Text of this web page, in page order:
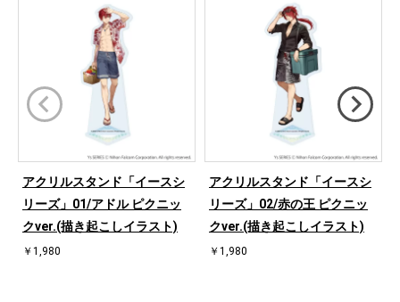
アクリルスタンド「イースシ
リーズ」01/アドル ピクニッ
クver.(描き起こしイラスト)
￥1,980
アクリルスタンド「イースシ
リーズ」02/赤の王 ピクニッ
クver.(描き起こしイラスト)
￥1,980